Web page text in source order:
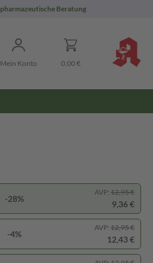
pharmazeutische Beratung
Mein Konto 0,00 €
-4%
AVP: 12,95 €
12,43 €
-28%
AVP: 12,95 €
9,36 €